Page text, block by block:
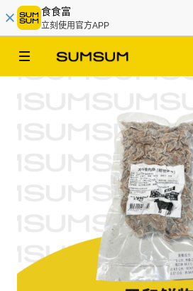
食食富
立刻使用官方APP